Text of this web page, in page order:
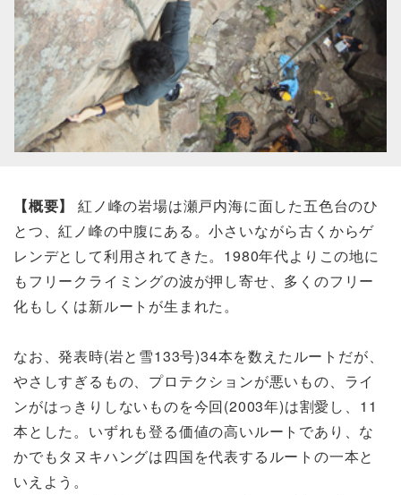
【概要】 紅ノ峰の岩場は瀬戸内海に面した五色台のひ
とつ、紅ノ峰の中腹にある。小さいながら古くからゲ
レンデとして利用されてきた。1980年代よりこの地に
もフリークライミングの波が押し寄せ、多くのフリー
化もしくは新ルートが生まれた。
なお、発表時(岩と雪133号)34本を数えたルートだが、
やさしすぎるもの、プロテクションが悪いもの、ライ
ンがはっきりしないものを今回(2003年)は割愛し、11
本とした。いずれも登る価値の高いルートであり、な
かでもタヌキハングは四国を代表するルートの一本と
いえよう。